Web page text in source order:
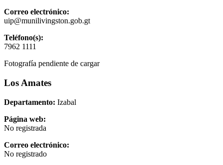
Correo electrónico:
uip@munilivingston.gob.gt
Teléfono(s):
7962 1111
Fotografía pendiente de cargar
Los Amates
Departamento: Izabal
Página web:
No registrada
Correo electrónico:
No registrado